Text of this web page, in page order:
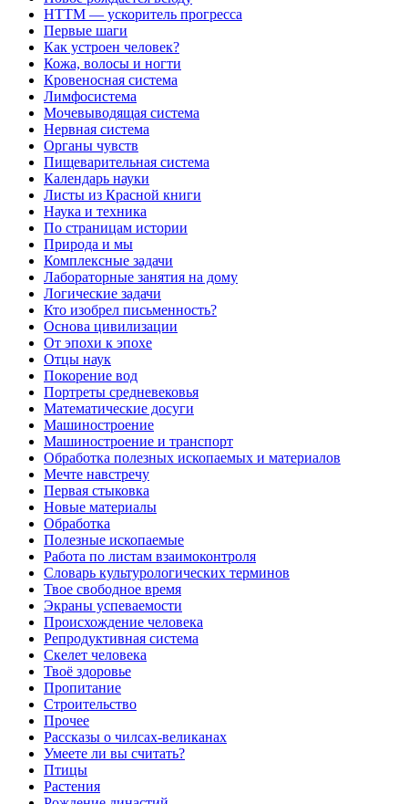
НТТМ — ускоритель прогресса
Первые шаги
Как устроен человек?
Кожа, волосы и ногти
Кровеносная система
Лимфосистема
Мочевыводящая система
Нервная система
Органы чувств
Пищеварительная система
Календарь науки
Листы из Красной книги
Наука и техника
По страницам истории
Природа и мы
Комплексные задачи
Лабораторные занятия на дому
Логические задачи
Кто изобрел письменность?
Основа цивилизации
От эпохи к эпохе
Отцы наук
Покорение вод
Портреты средневековья
Математические досуги
Машиностроение
Машиностроение и транспорт
Обработка полезных ископаемых и материалов
Мечте навстречу
Первая стыковка
Новые материалы
Обработка
Полезные ископаемые
Работа по листам взаимоконтроля
Словарь культурологических терминов
Твое свободное время
Экраны успеваемости
Происхождение человека
Репродуктивная система
Скелет человека
Твоё здоровье
Пропитание
Строительство
Прочее
Рассказы о чилсах-великанах
Умеете ли вы считать?
Птицы
Растения